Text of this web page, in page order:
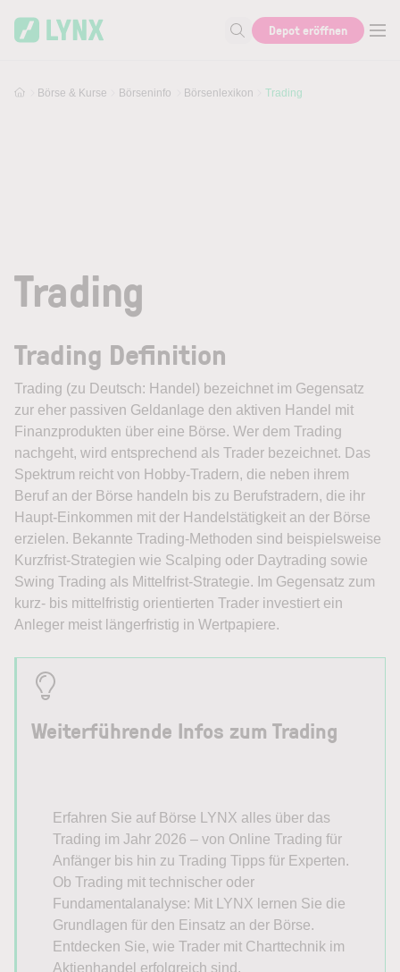
Suche nach Aktie, Autor...
Depot eröffnen
Börse & Kurse Börseninfo Börsenlexikon Trading
Trading
Trading Definition
Trading (zu Deutsch: Handel) bezeichnet im Gegensatz
zur eher passiven Geldanlage den aktiven Handel mit
Finanzprodukten über eine Börse. Wer dem Trading
nachgeht, wird entsprechend als Trader bezeichnet. Das
Spektrum reicht von Hobby-Tradern, die neben ihrem
Beruf an der Börse handeln bis zu Berufstradern, die ihr
Haupt-Einkommen mit der Handelstätigkeit an der Börse
erzielen. Bekannte Trading-Methoden sind beispielsweise
Kurzfrist-Strategien wie Scalping oder Daytrading sowie
Swing Trading als Mittelfrist-Strategie. Im Gegensatz zum
kurz- bis mittelfristig orientierten Trader investiert ein
Anleger meist längerfristig in Wertpapiere.
Weiterführende Infos zum Trading
Erfahren Sie auf Börse LYNX alles über das
Trading im Jahr 2026 – von Online Trading für
Anfänger bis hin zu Trading Tipps für Experten.
Ob Trading mit technischer oder
Fundamentalanalyse: Mit LYNX lernen Sie die
Grundlagen für den Einsatz an der Börse.
Entdecken Sie, wie Trader mit Charttechnik im
Aktienhandel erfolgreich sind.